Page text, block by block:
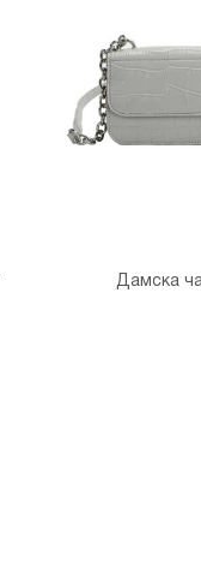
Дамска